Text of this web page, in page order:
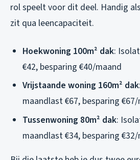
rol speelt voor dit deel. Handig
zit qua leencapaciteit.
Hoekwoning 100m² dak:
€42, besparing €40/maand
Vrijstaande woning 160m² dak
maandlast €67, besparing
Tussenwoning 80m² dak:
maandlast €34, besparing